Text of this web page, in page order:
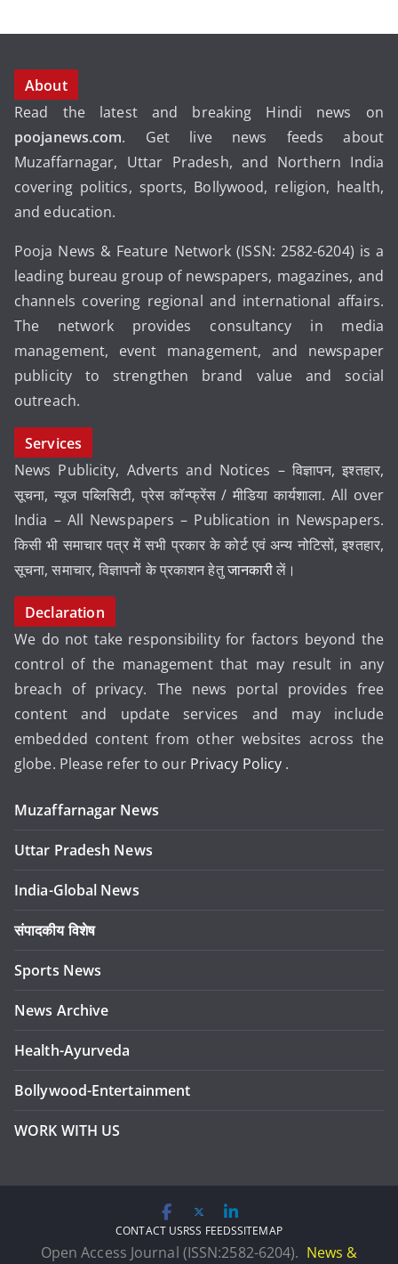
About
Read the latest and breaking Hindi news on
poojanews.com. Get live news feeds about
Muzaffarnagar, Uttar Pradesh, and Northern India
covering politics, sports, Bollywood, religion, health,
and education.
Pooja News & Feature Network (ISSN: 2582-6204) is a
leading bureau group of newspapers, magazines, and
channels covering regional and international affairs.
The network provides consultancy in media
management, event management, and newspaper
publicity to strengthen brand value and social
outreach.
Services
News Publicity, Adverts and Notices – विज्ञापन, इश्तहार,
सूचना, न्यूज पब्लिसिटी, प्रेस कॉन्फ्रेंस / मीडिया कार्यशाला. All over
India – All Newspapers – Publication in Newspapers.
किसी भी समाचार पत्र में सभी प्रकार के कोर्ट एवं अन्य नोटिसों, इश्तहार,
सूचना, समाचार, विज्ञापनों के प्रकाशन हेतुजानकारीलें।
Declaration
We do not take responsibility for factors beyond the
control of the management that may result in any
breach of privacy. The news portal provides free
content and update services and may include
embedded content from other websites across the
globe. Please refer to our Privacy Policy .
Muzaffarnagar News
Uttar Pradesh News
India-Global News
संपादकीय विशेष
Sports News
News Archive
Health-Ayurveda
Bollywood-Entertainment
WORK WITH US
CONTACT USRSS FEEDSSITEMAP
Open Access Journal (ISSN:2582-6204). News &